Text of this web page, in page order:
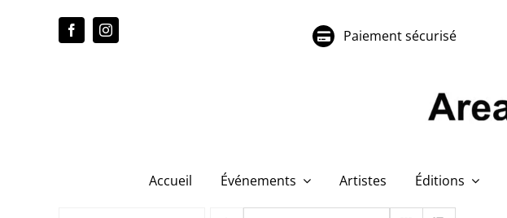
Paiement sécurisé
Accueil Événements Artistes Éditions